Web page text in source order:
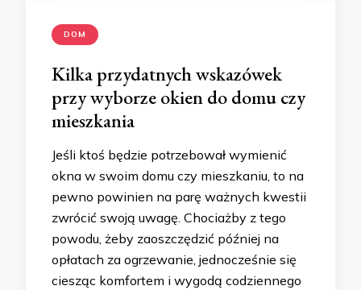
DOM
Kilka przydatnych wskazówek
przy wyborze okien do domu czy
mieszkania
Jeśli ktoś będzie potrzebował wymienić
okna w swoim domu czy mieszkaniu, to na
pewno powinien na parę ważnych kwestii
zwrócić swoją uwagę. Chociażby z tego
powodu, żeby zaoszczędzić później na
opłatach za ogrzewanie, jednocześnie się
ciesząc komfortem i wygodą codziennego